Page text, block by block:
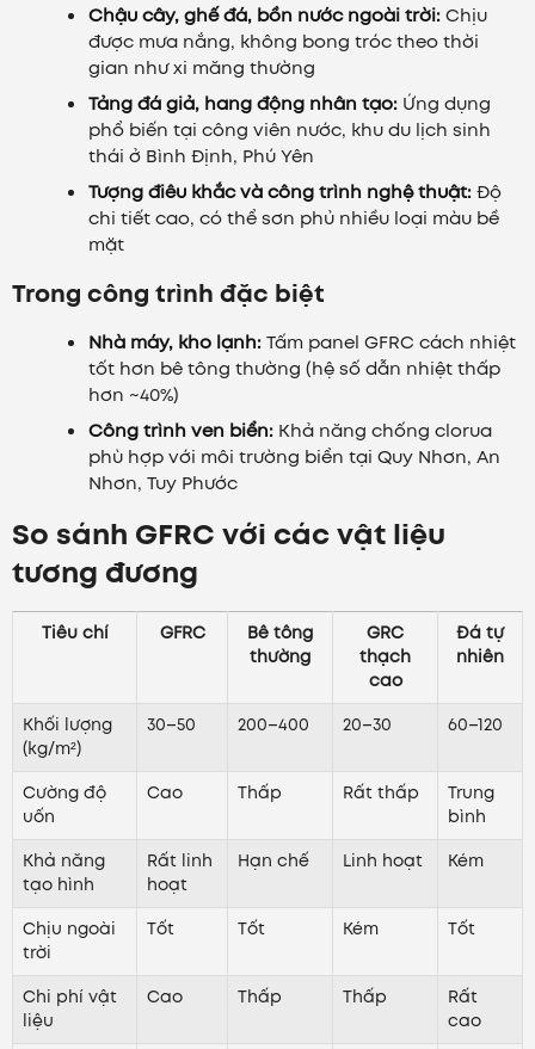
Chậu cây, ghế đá, bồn nước ngoài trời:Chịu
được mưa nắng, không bong tróc theo thời
gian như xi măng thường
Tảng đá giả, hang động nhân tạo: Ứng dụng
phổ biến tại công viên nước, khu du lịch sinh
thái ở Bình Định, Phú Yên
Tượng điêu khắc và công trình nghệ thuật:Độ
chi tiết cao, có thể sơn phủ nhiều loại màu bề
mặt
Trong công trình đặc biệt
Nhà máy, kho lạnh:Tấm panel GFRC cách nhiệt
tốt hơn bê tông thường (hệ số dẫn nhiệt thấp
hơn ~40%)
Công trình ven biển: Khả năng chống clorua
phù hợp với môi trường biển tại Quy Nhơn, An
Nhơn, Tuy Phước
So sánh GFRC với các vật liệu
tương đương
Tiêu chí GFRC
Bê tông
thường
GRC
thạch
cao
Đá tự
nhiên
Khối lượng
(kg/m²)
30–50 200–400 20–30 60–120
Cường độ
uốn
Cao Thấp Rất thấp
Trung
bình
Khả năng
tạo hình
Rất linh
hoạt
Hạn chế Linh hoạt Kém
Chịu ngoài
trời
Tốt Tốt Kém Tốt
Chi phí vật
liệu
Cao Thấp Thấp
Rất
cao